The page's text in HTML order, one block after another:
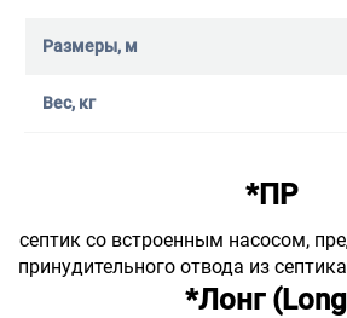
*ПР
септик со встроенным насосом,
принудительного отвода из
*Лонг